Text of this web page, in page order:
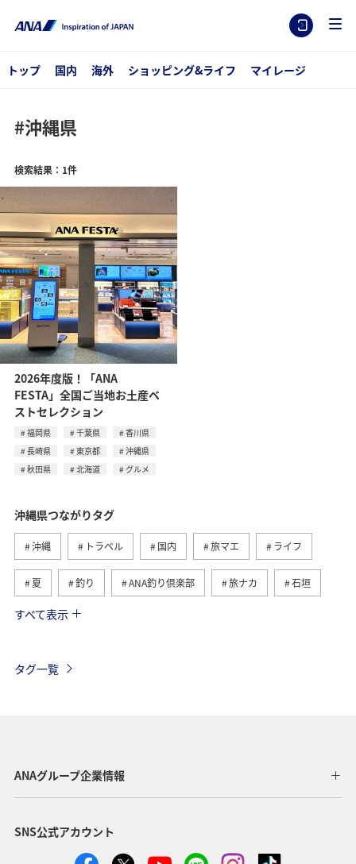
トップ 国内 海外 ショッピング&ライフ マイレージ
#沖縄県
検索結果：1件
2026年度版！「ANA
FESTA」全国ご当地お土産ベ
ストセレクション
福岡県 千葉県
香川県
長崎県
東京都
沖縄県
秋田県
北海道 グルメ
沖縄県つながりタグ
沖縄 トラベル 国内 旅マエ ライフ
夏 釣り ANA釣り倶楽部 旅ナカ 石垣
ショッピング＆ライフ
マイルを使う 九州地方 マイルを貯める 春
ロウニンアジ（GT）
すべて表示
タグ一覧
ANAグループ企業情報
SNS公式アカウント